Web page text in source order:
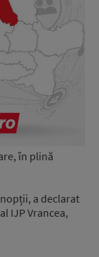
în plină
a declarat
IJP Vrancea,